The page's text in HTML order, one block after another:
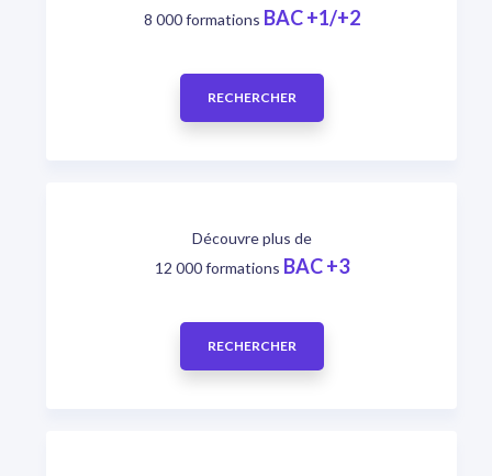
8 000 formations BAC +1/+2
RECHERCHER
Découvre plus de
12 000 formations BAC +3
RECHERCHER